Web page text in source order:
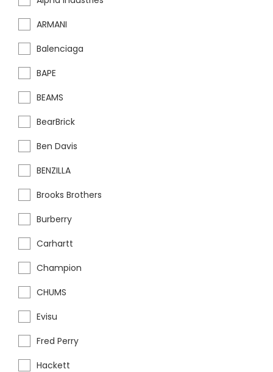
ARMANI
Balenciaga
BAPE
BEAMS
BearBrick
Ben Davis
BENZILLA
Brooks Brothers
Burberry
Carhartt
Champion
CHUMS
Evisu
Fred Perry
Hackett